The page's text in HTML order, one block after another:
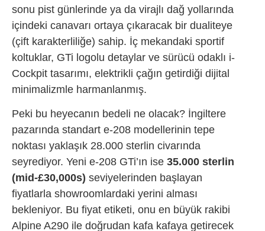
sonu pist günlerinde ya da virajlı dağ yollarında
içindeki canavarı ortaya çıkaracak bir dualiteye
(çift karakterliliğe) sahip. İç mekandaki sportif
koltuklar, GTi logolu detaylar ve sürücü odaklı i-
Cockpit tasarımı, elektrikli çağın getirdiği dijital
minimalizmle harmanlanmış.
Peki bu heyecanın bedeli ne olacak? İngiltere
pazarında standart e-208 modellerinin tepe
noktası yaklaşık 28.000 sterlin civarında
seyrediyor. Yeni e-208 GTi’ın ise 35.000 sterlin
(mid-£30,000s) seviyelerinden başlayan
fiyatlarla showroomlardaki yerini alması
bekleniyor. Bu fiyat etiketi, onu en büyük rakibi
Alpine A290 ile doğrudan kafa kafaya getirecek